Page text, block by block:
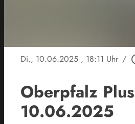
Di., 10.06.2025 , 18:11 Uhr /
Oberpfalz
10.06.2025